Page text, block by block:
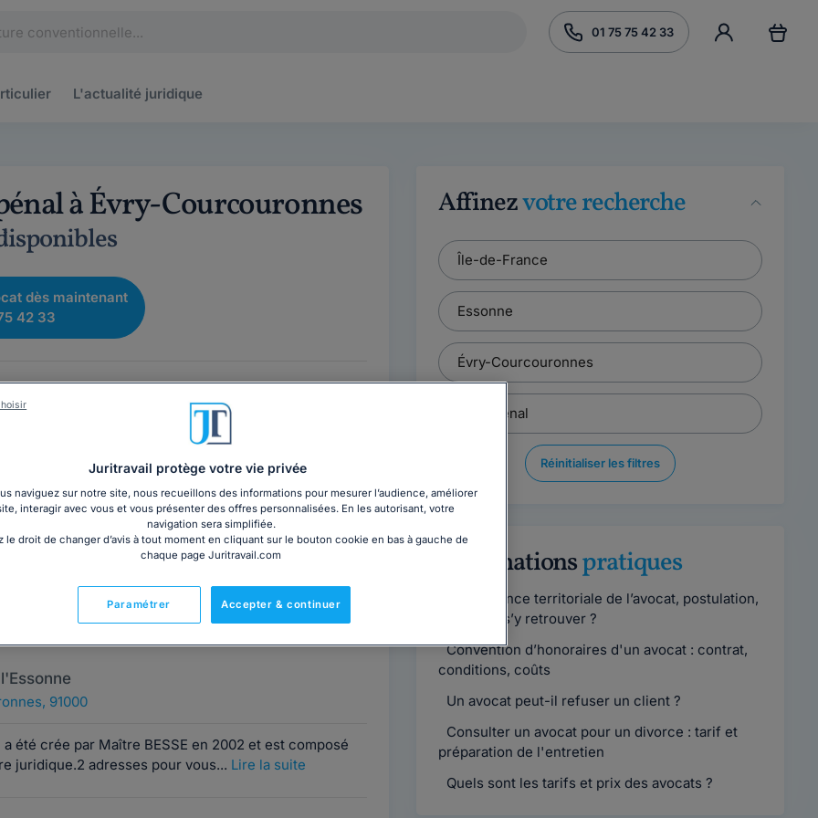
01 75 75 42 33
L'actualité juridique
à Évry-Courcouronnes
dès maintenant
42 33
91000
en droit de la famille ( divorce, séparation, pacs,
liquidation de la...Lire la suite
- ME
91000
a été crée par Maître BESSE en 2002 et est composé
juridique.2 adresses pour vous... Lire la suite
Affinezvotre recherche
Réinitialiser les filtres
Informationspratiques
Compétence territoriale de l’avocat, postulation,
comment s’y retrouver ?
Convention d’honoraires d'un avocat : contrat,
conditions, coûts
Un avocat peut-il refuser un client ?
Consulter un avocat pour un divorce : tarif et
préparation de l'entretien
Quels sont les tarifs et prix des avocats ?
Juritravail protège votre vie privée
naviguez sur notre site, nous recueillons des informations pour mesurer l’audience, améliorer
interagir avec vous et vous présenter des offres personnalisées. En les autorisant, votre
navigation sera simplifiée.
le droit de changer d’avis à tout moment en cliquant sur le bouton cookie en bas à gauche de
chaque page Juritravail.com
Accepter & continuer
Paramétrer